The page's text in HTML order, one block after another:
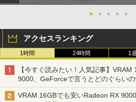
● ● ● ● ●
アクセスランキング
1時間 24時間 1
【今すぐ読みたい！人気記事】
9000、GeForceで言うとどのぐらい
VRAM 16GBでも安いRadeon RX